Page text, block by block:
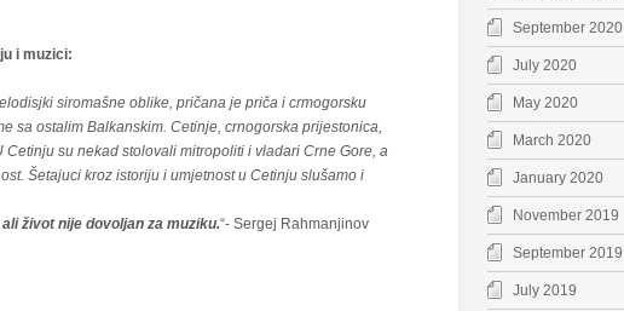
i muzici:
siromašne oblike, pričana je priča i crmogorsku
sa ostalim Balkanskim. Cetinje, crnogorska prijestonica,
su nekad stolovali mitropoliti i vladari Crne Gore, a
Šetajuci kroz istoriju i umjetnost u Cetinju slušamo i
život nije dovoljan za muziku.“- Sergej Rahmanjinov
September 2020
July 2020
May 2020
March 2020
January 2020
November 2019
September 2019
July 2019